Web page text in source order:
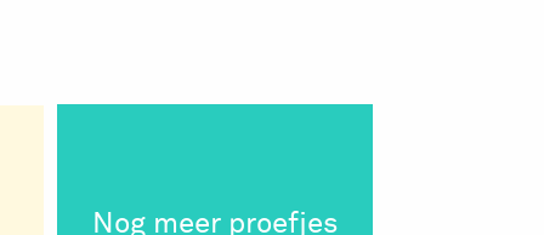
Nog meer proefjes